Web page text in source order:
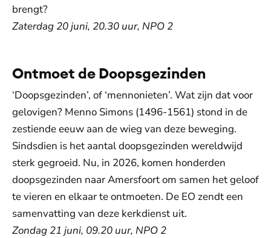
brengt?
Zaterdag 20 juni, 20.30 uur, NPO 2
Ontmoet de Doopsgezinden
‘Doopsgezinden’, of ‘mennonieten’. Wat zijn dat voor
gelovigen? Menno Simons (1496-1561) stond in de
zestiende eeuw aan de wieg van deze beweging.
Sindsdien is het aantal doopsgezinden wereldwijd
sterk gegroeid. Nu, in 2026, komen honderden
doopsgezinden naar Amersfoort om samen het geloof
te vieren en elkaar te ontmoeten. De EO zendt een
samenvatting van deze kerkdienst uit.
Zondag 21 juni, 09.20 uur, NPO 2